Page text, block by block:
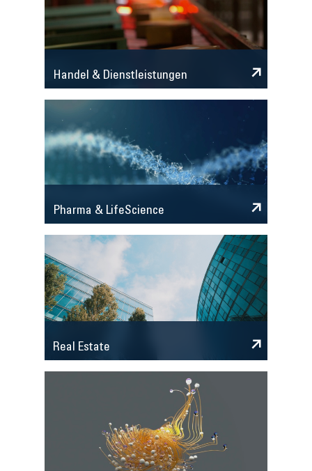
Handel & Dienstleistungen
Pharma & LifeScience
Real Estate